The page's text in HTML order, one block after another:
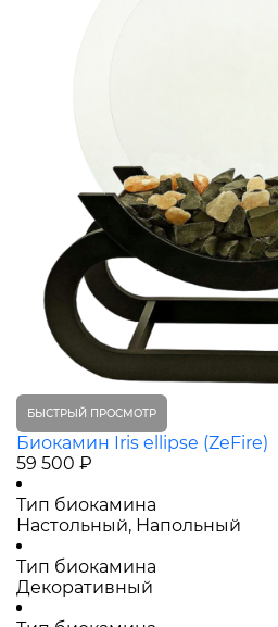
БЫСТРЫЙ ПРОСМОТР
Биокамин Iris ellipse (ZeFire)
59 500 ₽
Тип биокамина
Настольный, Напольный
Тип биокамина
Декоративный